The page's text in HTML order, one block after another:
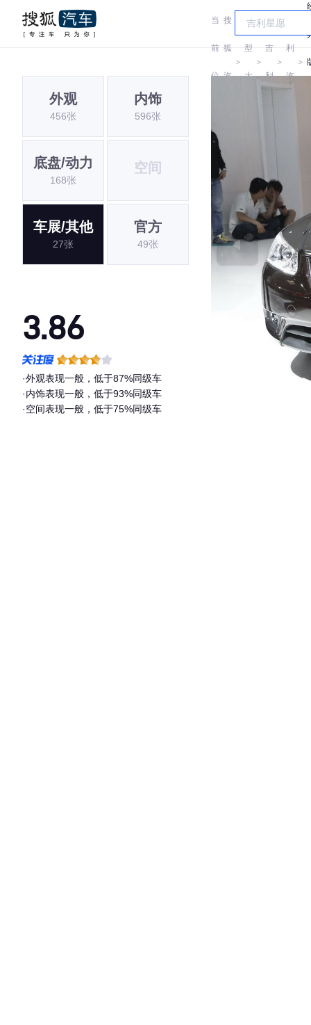
当
前
位
搜
狐
汽
＞
车
型
大
＞
吉
利
＞
利
汽
＞
外观
456张
内饰
596张
底盘/动力
168张
空间
车展/其他
27张
官方
49张
3.86
·外观表现一般，低于87%同级车
·内饰表现一般，低于93%同级车
·空间表现一般，低于75%同级车